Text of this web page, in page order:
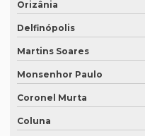
Quanto custa traduzir para
Quanto custa traduzir
Quanto custa traduzir um livro
Quanto custa um tradutor
Quanto custa uma tradução
Orizânia
Delfinópolis
Martins Soares
Monsenhor Paulo
Coronel Murta
Coluna